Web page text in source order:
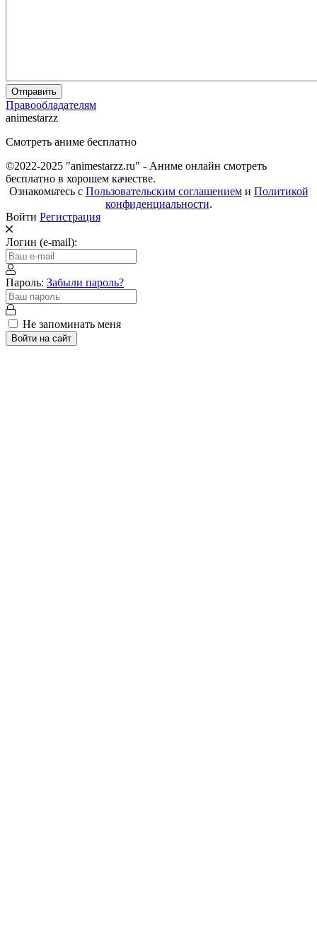
Отправить
Правообладателям
animestarzz
Смотреть аниме бесплатно
©2022-2025 "animestarzz.ru" - Аниме онлайн смотреть
бесплатно в хорошем качестве.
Ознакомьтесь с Пользовательским соглашениеми Политикой
конфиденциальности.
Войти Регистрация
Логин (e-mail):
Пароль: Забыли пароль?
Не запоминать меня
Войти на сайт